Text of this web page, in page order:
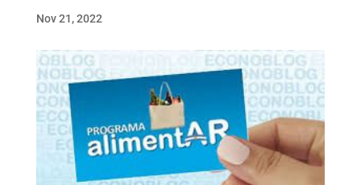
Nov 21, 2022